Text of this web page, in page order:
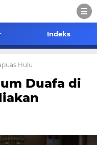
Indeks
Hulu
Duafa di